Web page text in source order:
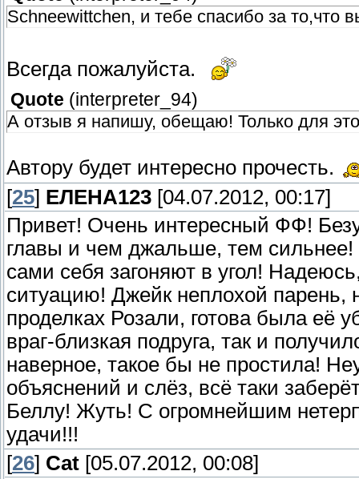
Schneewittchen, и тебе спасибо за то,что
Всегда пожалуйста.
Quote (interpreter_94)
А отзыв я напишу, обещаю! Только для
Автору будет интересно прочесть.
[25] ЕЛЕНА123 [04.07.2012, 00:17]
Привет! Очень интересный ФФ!
главы и чем джальше, тем
сами себя загоняют в угол!
ситуацию! Джейк неплохой парень,
проделках Розали, готова была её
враг-близкая подруга, так и
наверное, такое бы не простила!
объяснений и слёз, всё таки
Беллу! Жуть! С огромнейшим
удачи!!!
[26] Сat [05.07.2012, 00:08]